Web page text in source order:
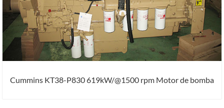
Cummins KT38-P830 619kW/@1500 rpm Motor de bomba